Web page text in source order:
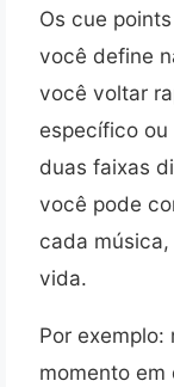
Os cue
você define
você voltar
específico
duas faixas
você pode
cada
vida.
Por
momento